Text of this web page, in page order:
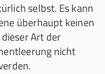
selbst. Es kann
überhaupt keinen
Art der
nicht